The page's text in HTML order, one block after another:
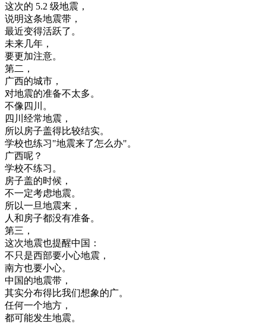
这次的 5.2 级地震 ，
说明这条地震带 ，
最近变得活跃了。
未来几年 ，
要更加注意。
第二 ，
广西的城市 ，
对地震的准备不太多。
不像四川 。
四川 经常地震 ，
所以房子盖得比较结实。
学校也练习"地震来了怎么办"。
广西呢 ？
学校不练习。
房子盖的时候 ，
不一定考虑地震。
所以一旦地震来 ，
人和房子都没有准备。
第三 ，
这次地震也提醒中国 ：
不只是西部要小心地震 ，
南方也要小心。
中国的地震带 ，
其实分布得比我们想象的广。
任何一个地方 ，
都可能发生地震。